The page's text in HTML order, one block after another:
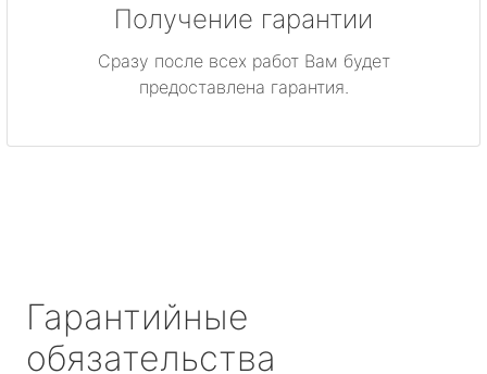
Получение гарантии
Сразу после всех работ Вам будет
предоставлена гарантия.
Гарантийные
обязательства